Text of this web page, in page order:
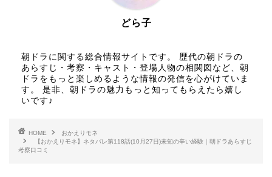
どら子
朝ドラに関する総合情報サイトです。 歴代の朝ドラの
あらすじ・考察・キャスト・登場人物の相関図など、朝
ドラをもっと楽しめるような情報の発信を心がけていま
す。 是非、朝ドラの魅力もっと知ってもらえたら嬉し
いです♪
HOME
おかえりモネ
【おかえりモネ】ネタバレ第118話(10月27日)未知の辛い経験｜朝ドラあらすじ
考察口コミ